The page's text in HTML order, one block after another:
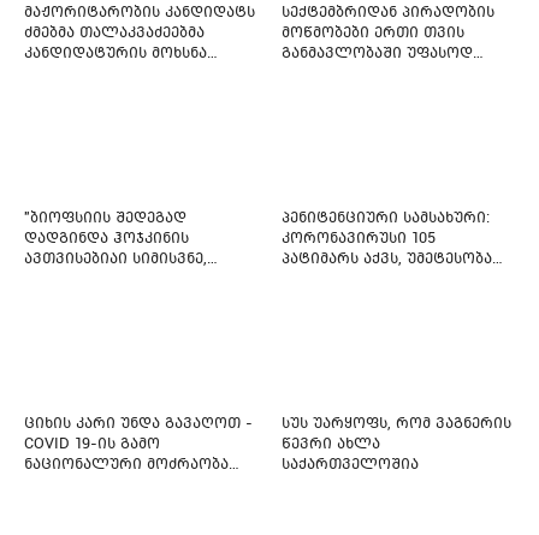
მაჟორიტარობის კანდიდატს
ძმებმა თალაკვაძეებმა
კანდიდატურის მოხსნა
სექტემბრიდან პირადობის
მოწმობები ერთი თვის
განმავლობაში უფასოდ
"ბიოფსიის შედეგად
დადგინდა ჰოჯკინის
ავთვისებიაი სიმისვნე,
პენიტენციური სამსახური:
კორონავირუსი 105
პატიმარს აქვს, უმეტესობა
ციხის კარი უნდა გავაღოთ -
COVID 19-ის გამო
ნაციონალური მოძრაობა
სუს უარყოფს, რომ ვაგნერის
წევრი ახლა
საქართველოშია